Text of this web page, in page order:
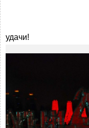
удачи!